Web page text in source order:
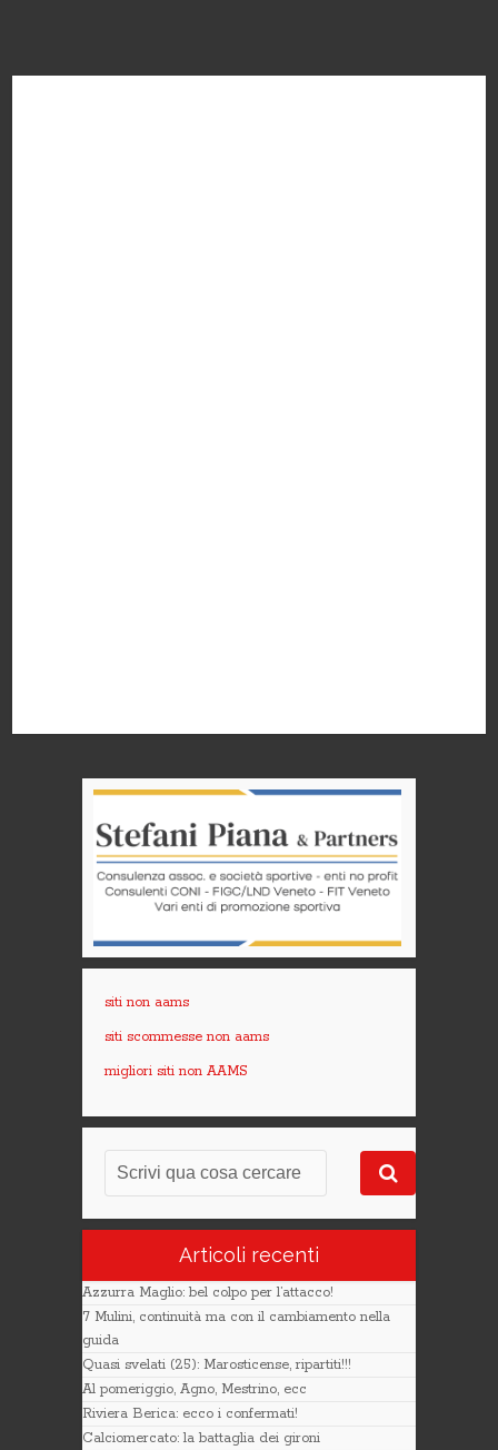
siti non aams
siti scommesse non aams
migliori siti non AAMS
Articoli recenti
Azzurra Maglio: bel colpo per l’attacco!
7 Mulini, continuità ma con il cambiamento nella
guida
Quasi svelati (25): Marosticense, ripartiti!!!
Al pomeriggio, Agno, Mestrino, ecc
Riviera Berica: ecco i confermati!
Calciomercato: la battaglia dei gironi